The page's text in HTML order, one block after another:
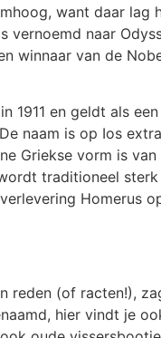
want daar lag
vernoemd naar
winnaar van de
1911 en geldt als
naam is op Ios
Griekse vorm is
traditioneel
Homerus
reden (of racten!),
hier vindt je